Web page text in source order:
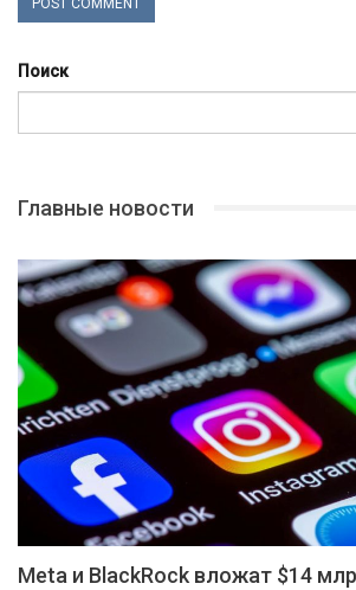
Поиск
Главные новости
Meta и BlackRock вложат $14